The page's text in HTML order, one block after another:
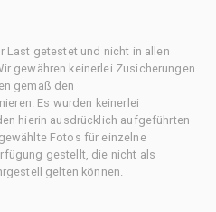
Last getestet und nicht in allen
gewähren keinerlei Zusicherungen
gemäß den
Es wurden keinerlei
hierin ausdrücklich aufgeführten
Fotos für einzelne
gestellt, die nicht als
gelten können.